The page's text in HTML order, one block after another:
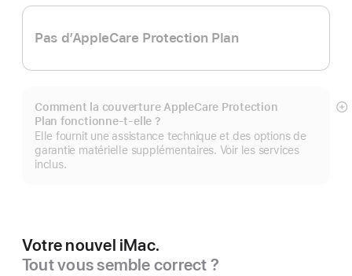
Pas d’AppleCare Protection Plan
Comment la couverture AppleCare Protection
Plan fonctionne-t-elle ?
Elle fournit une assistance technique et des options de
garantie matérielle supplémentaires. Voir les services
inclus.
Votre nouvel iMac.
Tout vous semble correct ?